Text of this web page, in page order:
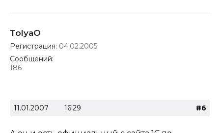
TolyaO
Регистрация: 04.02.2005
Сообщений:
186
11.01.2007 16:29 #6